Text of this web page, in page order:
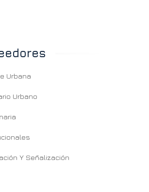
Urbana
Urbano
Y Señalización